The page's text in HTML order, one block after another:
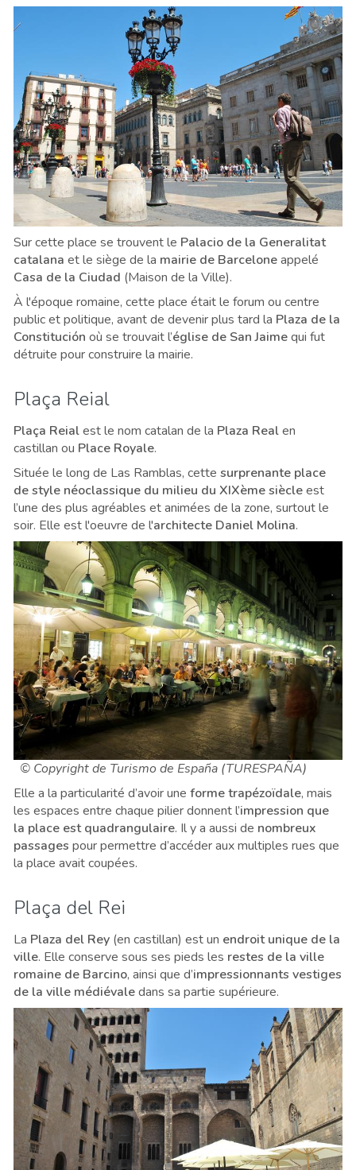
Sur cette place se trouvent le Palacio de la Generalitat
catalana et le siège de la mairie de Barceloneappelé
Casa de la Ciudad (Maison de la Ville).
À l'époque romaine, cette place était le forum ou centre
public et politique, avant de devenir plus tard la Plaza de la
Constitución où se trouvait l’église de San Jaimequi fut
détruite pour construire la mairie.
Plaça Reial
Plaça Reialest le nom catalan de la Plaza Realen
castillan ou Place Royale.
Située le long de Las Ramblas, cette surprenante place
de style néoclassique du milieu du XIXème siècleest
l’une des plus agréables et animées de la zone, surtout le
soir. Elle est l'oeuvre de l'architecte Daniel Molina.
© Copyright de Turismo de España (TURESPAÑA)
Elle a la particularité d’avoir une forme trapézoïdale, mais
les espaces entre chaque pilier donnent l’impression que
la place est quadrangulaire. Il y a aussi de nombreux
passages pour permettre d’accéder aux multiples rues que
la place avait coupées.
Plaça del Rei
La Plaza del Rey (en castillan) est un endroit unique de la
ville. Elle conserve sous ses pieds les restes de la ville
romaine de Barcino, ainsi que d’impressionnants vestiges
de la ville médiévaledans sa partie supérieure.